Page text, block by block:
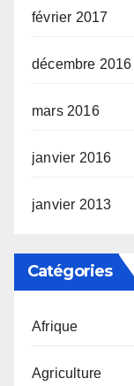
février 2017
décembre 2016
mars 2016
janvier 2016
janvier 2013
Catégories
Afrique
Agriculture